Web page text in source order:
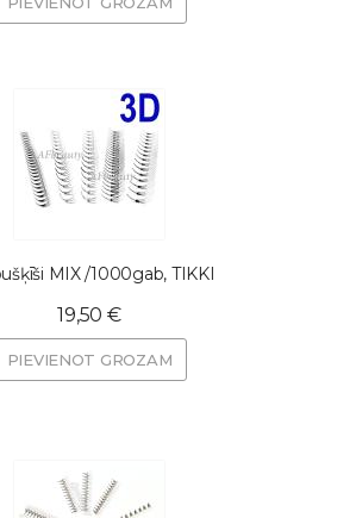
MIX /1000gab, TIKKI
19,50 €
PIEVIENOT GROZAM